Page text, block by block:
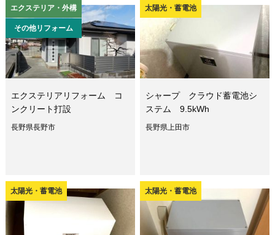
エクステリア・外構
その他リフォーム
エクステリアリフォーム コ
ンクリート打設
長野県長野市
太陽光・蓄電池
シャープ クラウド蓄電池シ
ステム 9.5kWh
長野県上田市
太陽光・蓄電池 太陽光・蓄電池